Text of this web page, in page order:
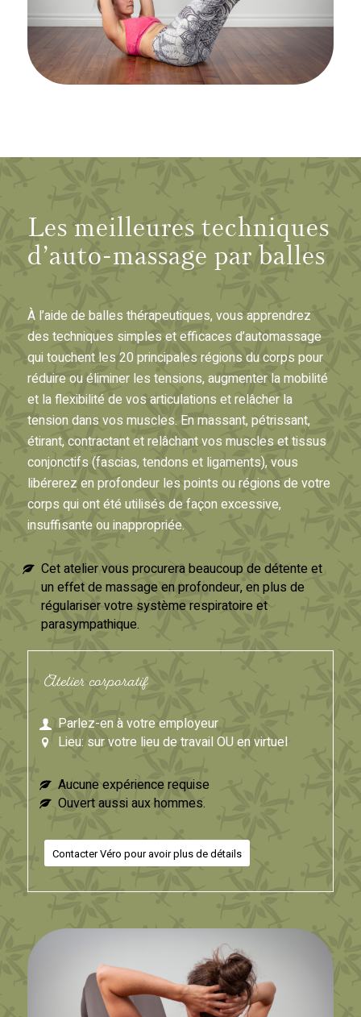
Les meilleures techniques
d’auto-massage par balles
À l’aide de balles thérapeutiques, vous apprendrez
des techniques simples et efficaces d’automassage
qui touchent les 20 principales régions du corps pour
réduire ou éliminer les tensions, augmenter la mobilité
et la flexibilité de vos articulations et relâcher la
tension dans vos muscles. En massant, pétrissant,
étirant, contractant et relâchant vos muscles et tissus
conjonctifs (fascias, tendons et ligaments), vous
libérerez en profondeur les points ou régions de votre
corps qui ont été utilisés de façon excessive,
insuffisante ou inappropriée.
Cet atelier vous procurera beaucoup de détente et
un effet de massage en profondeur, en plus de
régulariser votre système respiratoire et
parasympathique.
Atelier corporatif
Parlez-en à votre employeur
Lieu: sur votre lieu de travail OU en virtuel
Aucune expérience requise
Ouvert aussi aux hommes.
Contacter Véro pour avoir plus de détails